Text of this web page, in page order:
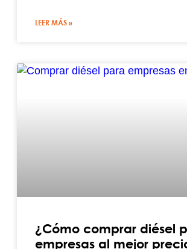
LEER MÁS »
¿Cómo comprar diésel
empresas al mejor